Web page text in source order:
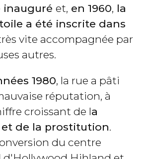
inauguré et, en 1960, la
a été inscrite dans
vite accompagnée par
autres.
1980, la rue a pâti
réputation, à
croissant de la
de la prostitution.
du centre